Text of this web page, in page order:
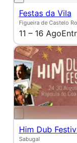
Festas da Vila
Figueira de Castelo
11 – 16 Ago
Him Dub
Sabugal